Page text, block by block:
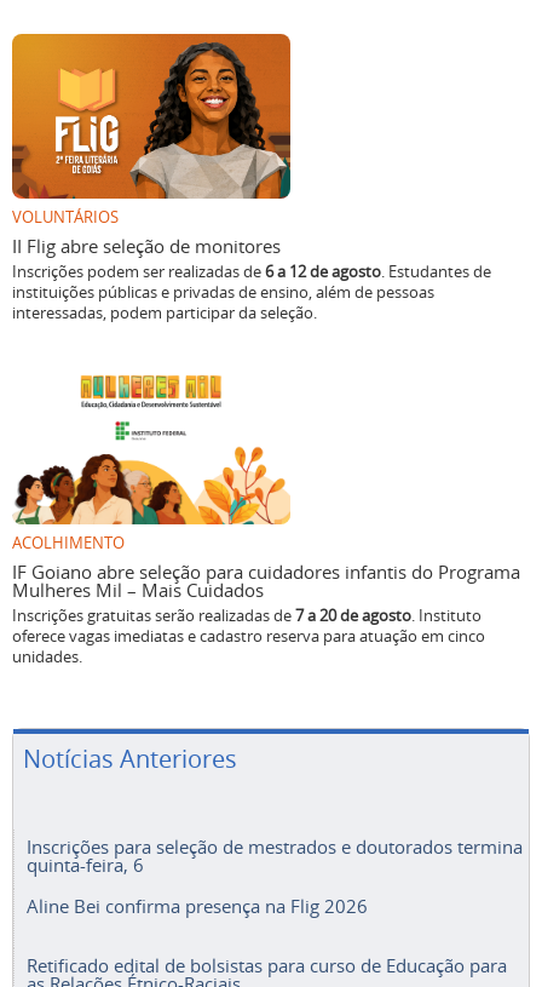
VOLUNTÁRIOS
II Flig abre seleção de monitores
Inscrições podem ser realizadas de6 a 12 de agosto. Estudantes de
instituições públicas e privadas de ensino, além de pessoas
interessadas, podem participar da seleção.
ACOLHIMENTO
IF Goiano abre seleção para cuidadores infantis do Programa
Mulheres Mil – Mais Cuidados
Inscrições gratuitas serão realizadas de7 a 20 de agosto. Instituto
oferece vagas imediatas e cadastro reserva para atuação em cinco
unidades.
Notícias Anteriores
Inscrições para seleção de mestrados e doutorados termina
quinta-feira, 6
Aline Bei confirma presença na Flig 2026
Retificado edital de bolsistas para curso de Educação para